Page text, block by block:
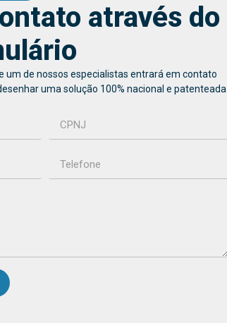
através do
um de nossos especialistas entrará em contato
uma solução 100% nacional e patenteada